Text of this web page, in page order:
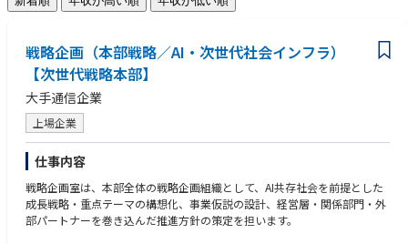
戦略企画（本部戦略／AI・次世代社会インフラ）
【次世代戦略本部】
大手通信企業
上場企業
仕事内容
戦略企画室は、本部全体の戦略企画組織として、AI共存社会を前提とした
成長戦略・重点テーマの構想化、事業仮説の設計、経営層・関係部門・外
部パートナーを巻き込んだ推進方針の策定を担います。